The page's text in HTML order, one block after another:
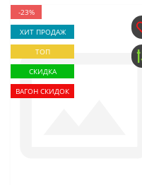
-23%
ХИТ ПРОДАЖ
ТОП
СКИДКА
ВАГОН СКИДОК